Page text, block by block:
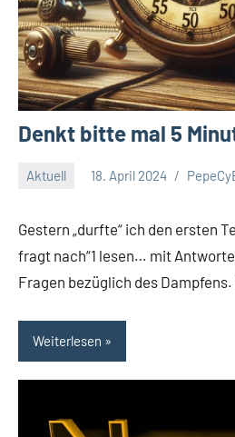
Denkt bitte mal 5
Aktuell 18. April 2024
Gestern „durfte“ ich den ersten
fragt nach“1 lesen… mit
Fragen bezüglich des
Weiterlesen